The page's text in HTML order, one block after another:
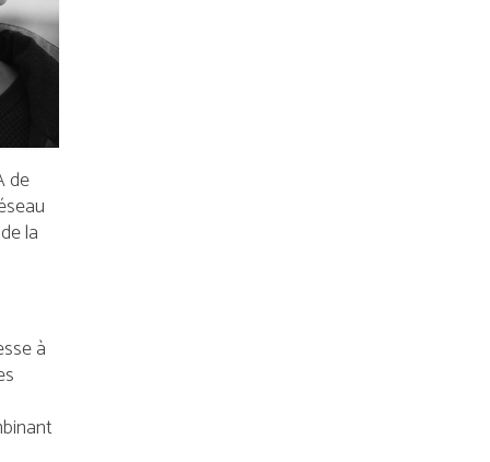
de
la
à